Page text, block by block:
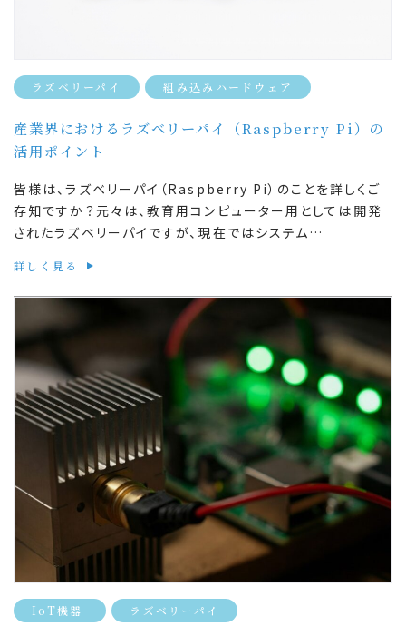
ラズベリーパイ 組み込みハードウェア
産業界におけるラズベリーパイ（Raspberry Pi）の
活用ポイント
皆様は、ラズベリーパイ（Raspberry Pi）のことを詳しくご
存知ですか？元々は、教育用コンピューター用としては開発
されたラズベリーパイですが、現在ではシステム…
詳しく見る
IoT機器 ラズベリーパイ